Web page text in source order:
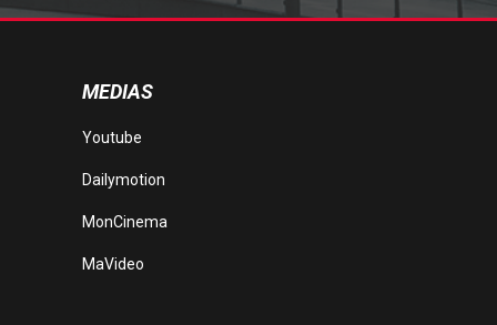
MEDIAS
Youtube
Dailymotion
MonCinema
MaVideo